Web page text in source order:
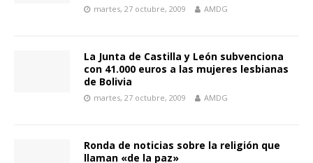
martes, 27 octubre, 2009 AMDG
La Junta de Castilla y León subvenciona
con 41.000 euros a las mujeres lesbianas
de Bolivia
martes, 27 octubre, 2009 AMDG
Ronda de noticias sobre la religión que
llaman «de la paz»